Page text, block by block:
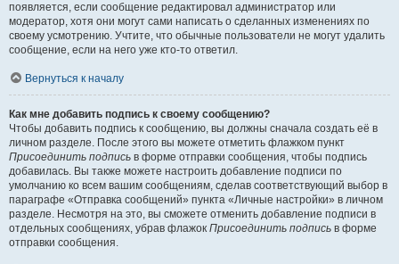
появляется, если сообщение редактировал администратор или
модератор, хотя они могут сами написать о сделанных изменениях по
своему усмотрению. Учтите, что обычные пользователи не могут удалить
сообщение, если на него уже кто-то ответил.
Вернуться к началу
Как мне добавить подпись к своему сообщению?
Чтобы добавить подпись к сообщению, вы должны сначала создать её в
личном разделе. После этого вы можете отметить флажком пункт
Присоединить подпись в форме отправки сообщения, чтобы подпись
добавилась. Вы также можете настроить добавление подписи по
умолчанию ко всем вашим сообщениям, сделав соответствующий выбор в
параграфе «Отправка сообщений» пункта «Личные настройки» в личном
разделе. Несмотря на это, вы сможете отменить добавление подписи в
отдельных сообщениях, убрав флажок Присоединить подпись в форме
отправки сообщения.